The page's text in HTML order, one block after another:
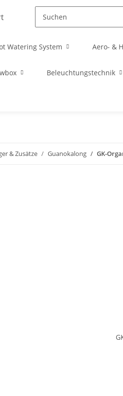
Watering System Aero- &
Beleuchtungstechnik
& Zusätze Guanokalong GK-